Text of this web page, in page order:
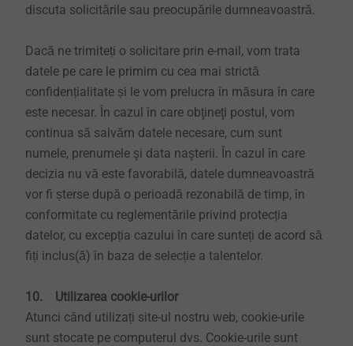
discuta solicitările sau preocupările dumneavoastră.
Dacă ne trimiteți o solicitare prin e-mail, vom trata
datele pe care le primim cu cea mai strictă
confidențialitate și le vom prelucra în măsura în care
este necesar. În cazul în care obţineţi postul, vom
continua să salvăm datele necesare, cum sunt
numele, prenumele şi data naşterii. În cazul în care
decizia nu vă este favorabilă, datele dumneavoastră
vor fi șterse după o perioadă rezonabilă de timp, în
conformitate cu reglementările privind protecția
datelor, cu excepția cazului în care sunteți de acord să
fiți inclus(ă) în baza de selecție a talentelor.
10. Utilizarea cookie-urilor
Atunci când utilizați site-ul nostru web, cookie-urile
sunt stocate pe computerul dvs. Cookie-urile sunt